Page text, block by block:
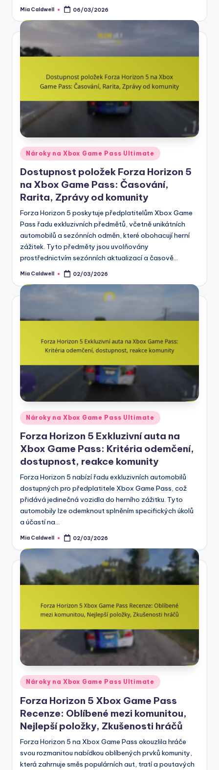
Posted
Mia Caldwell 06/03/2026
Posted
in
Nároky na Xbox Game Pass Ultimate
Dostupnost položek Forza Horizon 5
na Xbox Game Pass: Časování,
Rarita, Zprávy od komunity
Forza Horizon 5 poskytuje předplatitelům Xbox Game
Pass řadu exkluzivních předmětů, včetně unikátních
automobilů a sezónních odměn, které obohacují herní
zážitek. Tyto předměty jsou uvolňovány
prostřednictvím sezónních aktualizací a časově…
Posted
Mia Caldwell 02/03/2026
Posted
in
Nároky na Xbox Game Pass Ultimate
Forza Horizon 5 Exkluzivní auta na
Xbox Game Pass: Kritéria odemčení,
dostupnost, reakce komunity
Forza Horizon 5 nabízí řadu exkluzivních automobilů
dostupných pro předplatitele Xbox Game Pass, což
přidává jedinečná vozidla do herního zážitku. Tyto
automobily lze odemknout splněním specifických úkolů
a účastí na…
Posted
Mia Caldwell 02/03/2026
Posted
in
Nároky na Xbox Game Pass Ultimate
Forza Horizon 5 Xbox Game Pass
Recenze: Oblíbené mezi komunitou,
Nejlepší položky, Zkušenosti hráčů
Forza Horizon 5 na Xbox Game Pass okouzlila hráče
svou rozmanitou nabídkou oblíbených prvků komunity,
která zahrnuje směs populárních aut, tratí a poutavých